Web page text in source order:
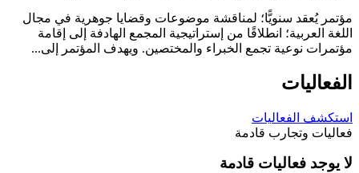
مؤتمر يُعقد سنويًّا؛ لمناقشة موضوعات وقضايا جوهرية في مجال
اللغة العربية؛ انطلاقًا من إستراتيجية المجمع الهادفة إلى إقامة
مؤتمرات نوعية تجمع الخبراء والمختصين. ويهدف المؤتمر إلى...
الفعاليات
استكشف الفعاليات
فعاليات وتجارب قادمة
لا يوجد فعاليات قادمة